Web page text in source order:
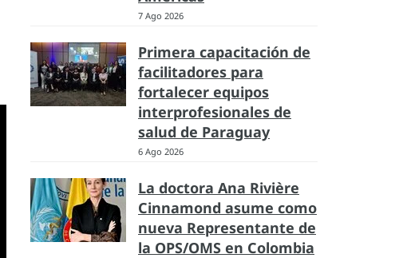
7 Ago 2026
Primera capacitación de
facilitadores para
fortalecer equipos
interprofesionales de
salud de Paraguay
6 Ago 2026
La doctora Ana Rivière
Cinnamond asume como
nueva Representante de
la OPS/OMS en Colombia